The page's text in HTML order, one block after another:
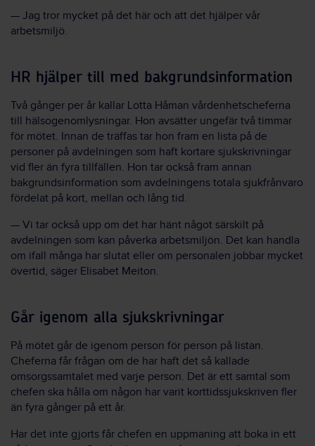
— Jag tror mycket på det här och att det hjälper vår
arbetsmiljö.
HR hjälper till med bakgrundsinformation
Två gånger per år kallar Lotta Håman vårdenhetscheferna
till hälsogenomlysningar. Hon avsätter ungefär två timmar
för mötet. Innan de träffas tar hon fram en lista på de
personer på avdelningen som haft kortare sjukskrivningar
vid fler än fyra tillfällen. Hon tar också fram annan
bakgrundsinformation som avdelningens totala sjukfrånvaro
fördelat på kort, mellan och lång tid.
— Vi tar också upp om det har hänt något särskilt på
avdelningen som kan påverka arbetsmiljön. Det kan handla
om ifall många har slutat eller om personalen jobbar mycket
övertid, säger Elisabet Meiton.
Går igenom alla sjukskrivningar
På mötet går de igenom person för person på listan.
Cheferna får frågan om de har haft det så kallade
omsorgssamtalet med varje person. Det är ett samtal som
chefen ska hålla om någon har varit korttidssjukskriven fler
än fyra gånger på ett år.
Har det inte gjorts får chefen en uppmaning att boka in ett